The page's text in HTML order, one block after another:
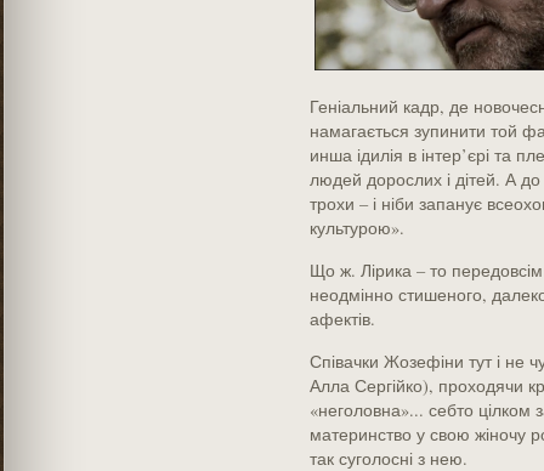
Геніальний кадр, де
намагається зупинити той
инша ідилія в інтер’єрі та
людей дорослих і дітей. А до
трохи – і ніби запанує
культурою».
Що ж. Лірика – то
неодмінно стишеного,
афектів.
Співачки Жозефіни тут і не
Алла Сергійко), проходячи
«неголовна»... себто цілком
материнство у свою жіночу
так суголосні з нею.